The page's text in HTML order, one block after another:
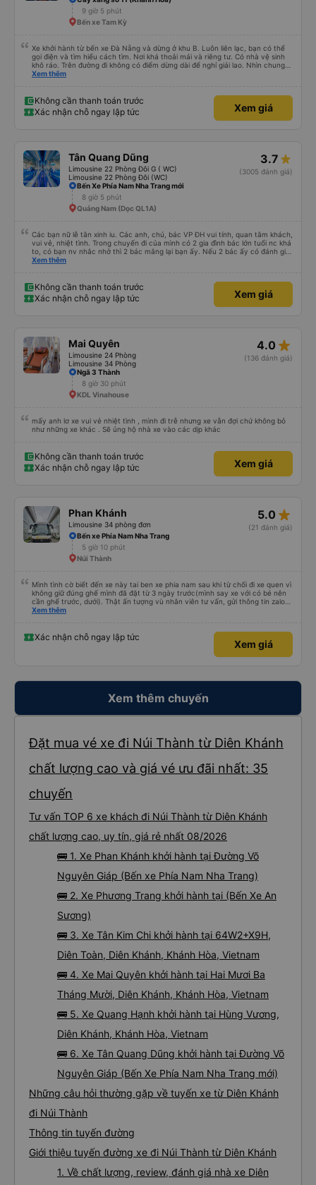
đông và tôi phải ngồi trên một chiếc ghế nhựa ở lối đi giữa, điều này không lý
tưởng. Nhìn chung: Mặc dù có một vài bất tiện nhỏ, tôi đã có trải nghiệm
tích cực với công ty này. Đây là dịch vụ xe buýt tốt nhất mà tôi từng sử
9 giờ 5 phút
Bến xe Tam Kỳ
Xe khởi hành từ bến xe Đà Nẵng và dừng ở khu B. Luôn liên lạc, bạn có thể
gọi điện và tìm hiểu cách tìm. Nơi khá thoải mái và riêng tư. Có nhà vệ sinh
khô ráo. Trên đường đi không có điểm dừng dài để nghỉ giải lao. Nhìn chung
mọi thứ đều tuyệt vời.
Xem thêm
Không cần thanh toán trước
Xác nhận chỗ ngay lập tức
Xem giá
Tân Quang Dũng
Limousine 22 Phòng Đôi G ( WC)
Limousine 22 Phòng Đôi (WC)
3.7
(3005 đánh giá)
Bến Xe Phía Nam Nha Trang mới
8 giờ 5 phút
Quảng Nam (Dọc QL1A)
Các bạn nữ lễ tân xinh iu. Các anh, chú, bác VP ĐH vui tính, quan tâm khách,
vui vẻ, nhiệt tình. Trong chuyến đi của mình có 2 gia đình bác lớn tuổi nc khá
to, có bạn nv nhắc nhở thì 2 bác mắng lại bạn ấy. Nếu 2 bác ấy có đánh giá
xấu thì mình ngược lại nha. Bạn ấy nhắc nhở rất đúng. 2 bác nói rất to. To
bạn ấy nha. Nếu bạn ấy bị trừ thì bảo bạn ấy liên hệ sđt của mình, mình hỗ
trợ ạ. Số mình đuôi 666, chuyến ĐH-NT ngày 16/1. À các bạn nữ lễ tân xinh
iu còn đổi cho mình phòng đơn sang đôi xong còn note là (một mình) yêu
Xem thêm
Không cần thanh toán trước
Xác nhận chỗ ngay lập tức
Xem giá
Mai Quyên
Limousine 24 Phòng
Limousine 34 Phòng
4.0 star_rate
(136 đánh giá)
Ngã 3 Thành
8 giờ 30 phút
KDL Vinahouse
mấy anh lơ xe vui vẻ nhiệt tình , mình đi trễ nhưng xe vẫn đợi chứ không bỏ
như những xe khác . Sẽ ủng hộ nhà xe vào các dịp khác
Không cần thanh toán trước
Xác nhận chỗ ngay lập tức
Xem giá
Phan Khánh
Limousine 34 phòng đơn
5.0 star_rate
(21 đánh giá)
Bến xe Phía Nam Nha Trang
5 giờ 10 phút
Núi Thành
Mình tình cờ biết đến xe này tai ben xe phia nam sau khi từ chối đi xe quen vì
không giữ đúng ghế mình đã đặt từ 3 ngày trước(mình say xe với có bé nên
cần ghế trước, dưới). Thật ấn tượng vù nhân viên tư vấn, gửi thông tin zalo
rõ ràng, chuyên nghiệp. Đi đúng giờ, xe mới toanh, sạch sẽ thơm tho, buồng
các anh tài và lơ cũng cực dễ thương, tâm lý. 10 điểm không nhưng. Mình sẽ
lưu lại để giới thiệu người nhà, bạn bè đi xe này. ưng hết sức. Giờ thấy may
Xem thêm
Xác nhận chỗ ngay lập tức
Xem giá
Xem thêm chuyến
Đặt mua vé xe đi Núi Thành từ Diên Khánh
chất lượng cao và giá vé ưu đãi nhất: 35
chuyến
Tư vấn TOP 6 xe khách đi Núi Thành từ Diên Khánh
chất lượng cao, uy tín, giá rẻ nhất 08/2026
🚌 1. Xe Phan Khánh khởi hành tại Đường Võ
Nguyên Giáp (Bến xe Phía Nam Nha Trang)
🚌 2. Xe Phương Trang khởi hành tại (Bến Xe An
Sương)
🚌 3. Xe Tân Kim Chi khởi hành tại 64W2+X9H,
Diên Toàn, Diên Khánh, Khánh Hòa, Vietnam
🚌 4. Xe Mai Quyên khởi hành tại Hai Mươi Ba
Tháng Mười, Diên Khánh, Khánh Hòa, Vietnam
🚌 5. Xe Quang Hạnh khởi hành tại Hùng Vương,
Diên Khánh, Khánh Hòa, Vietnam
🚌 6. Xe Tân Quang Dũng khởi hành tại Đường Võ
Nguyên Giáp (Bến Xe Phía Nam Nha Trang mới)
Những câu hỏi thường gặp về tuyến xe từ Diên Khánh
đi Núi Thành
Thông tin tuyến đường
Giới thiệu tuyến đường xe đi Núi Thành từ Diên Khánh
1. Về chất lượng, review, đánh giá nhà xe Diên